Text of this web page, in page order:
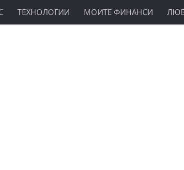
ТЕХНОЛОГИИ МОИТЕ ФИНАНСИ